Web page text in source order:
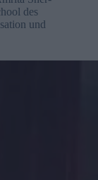
des
und